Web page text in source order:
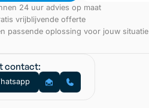
24 uur advies op maat
vrijblijvende offerte
passende oplossing voor jouw situatie
contact: